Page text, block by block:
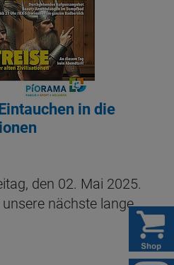
in die
den 02. Mai 2025.
nächste lange